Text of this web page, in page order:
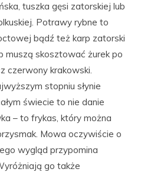
tuszka gęsi zatorskiej lub
Potrawy rybne to
bądź też karp zatorski
muszą skosztować żurek po
czerwony krakowski.
stopniu słynie
świecie to nie danie
– to frykas, który można
Mowa oczywiście o
wygląd przypomina
go także